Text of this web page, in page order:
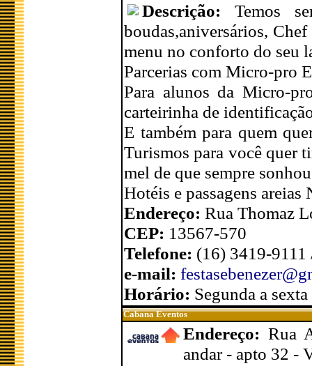
Descrição: Temos
boudas,aniversários,
menu no conforto do seu
Parcerias com Micro-pro
Para alunos da Micro-
carteirinha de
E também para quem
Turismos para você quer
mel de que sempre
Hotéis e passagens
Endereço: Rua Thomaz
CEP: 13567-570
Telefone: (16) 3419-
e-mail:
Horário: Segunda a
Cabana Eventos
Endereço: Rua
andar - apto 32 -